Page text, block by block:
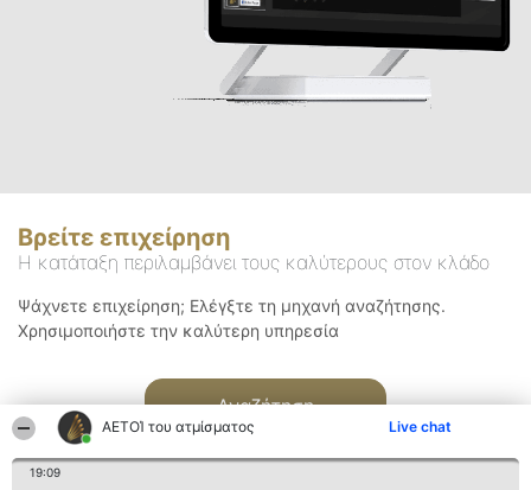
ΑΕΤΟΊ του ατμίσματος Live chat
19:09
Βρείτε επιχείρηση
Η κατάταξη περιλαμβάνει τους καλύτερους στον κλάδο
Ψάχνετε επιχείρηση; Ελέγξτε τη μηχανή αναζήτησης.
Χρησιμοποιήστε την καλύτερη υπηρεσία
Αναζήτηση